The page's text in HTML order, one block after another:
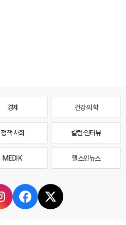
경제 건강·의학
정책·사회 칼럼·인터뷰
MEDI·K 헬스인뉴스